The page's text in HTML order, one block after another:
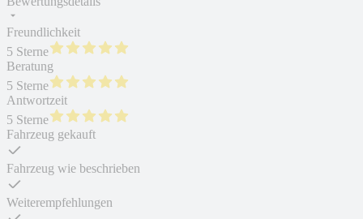
Freundlichkeit
5 Sterne
Beratung
5 Sterne
Antwortzeit
5 Sterne
Fahrzeug gekauft
Fahrzeug wie beschrieben
Weiterempfehlungen